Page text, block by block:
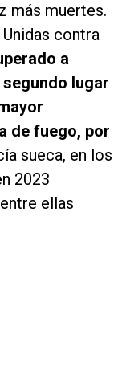
más muertes.
contra
a
lugar
de fuego, por
sueca, en los
2023
ellas